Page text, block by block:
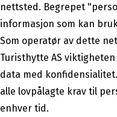
nettsted. Begrepet
informasjon som kan
Som operatør av dette
Turisthytte AS
data med
alle lovpålagte krav til
enhver tid.